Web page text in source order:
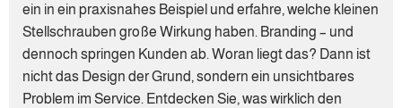
ein in ein praxisnahes Beispiel und erfahre, welche kleinen
Stellschrauben große Wirkung haben. Branding – und
dennoch springen Kunden ab. Woran liegt das? Dann ist
nicht das Design der Grund, sondern ein unsichtbares
Problem im Service. Entdecken Sie, was wirklich den